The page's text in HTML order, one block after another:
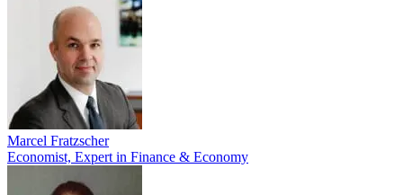
Marcel Fratzscher
Economist, Expert in Finance & Economy